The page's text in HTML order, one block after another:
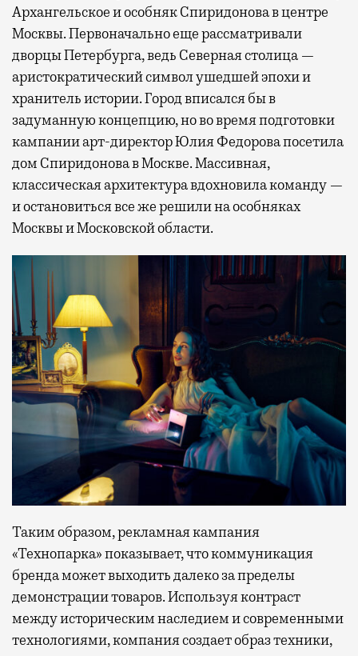
Архангельское и особняк Спиридонова в центре
Москвы. Первоначально еще рассматривали
дворцы Петербурга, ведь Северная столица —
аристократический символ ушедшей эпохи и
хранитель истории. Город вписался бы в
задуманную концепцию, но во время подготовки
кампании арт-директор Юлия Федорова посетила
дом Спиридонова в Москве. Массивная,
классическая архитектура вдохновила команду —
и остановиться все же решили на особняках
Москвы и Московской области.
Таким образом, рекламная кампания
«Технопарка» показывает, что коммуникация
бренда может выходить далеко за пределы
демонстрации товаров. Используя контраст
между историческим наследием и современными
технологиями, компания создает образ техники,